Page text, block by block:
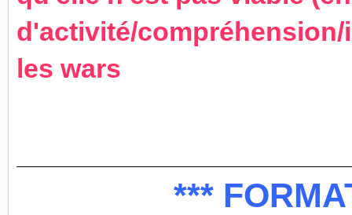
d'activité/
les wars
***